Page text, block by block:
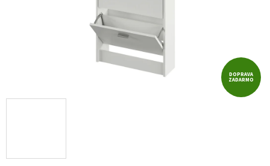
DOPRAVA
ZADARMO